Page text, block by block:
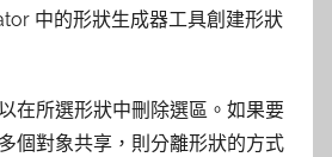
在所選形狀中刪除選區。如果要
個對象共享，則分離形狀的方式